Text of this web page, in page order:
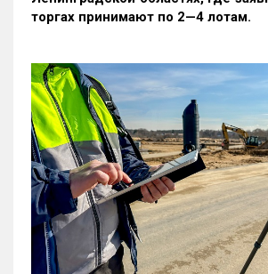
торгах принимают по 2—4 лотам.